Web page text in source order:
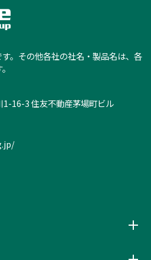
。その他各社の社名・製品名は、各
1-16-3 住友不動産茅場町ビル
メ
ニ
メ